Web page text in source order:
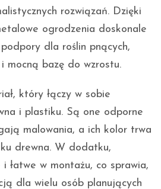
rozwiązań. Dzięki
ogrodzenia doskonale
dla roślin pnących,
mocną bazę do wzrostu.
który łączy w sobie
i plastiku. Są one odporne
malowania, a ich kolor trwa
drewna. W dodatku,
łatwe w montażu, co sprawia,
dla wielu osób planujących